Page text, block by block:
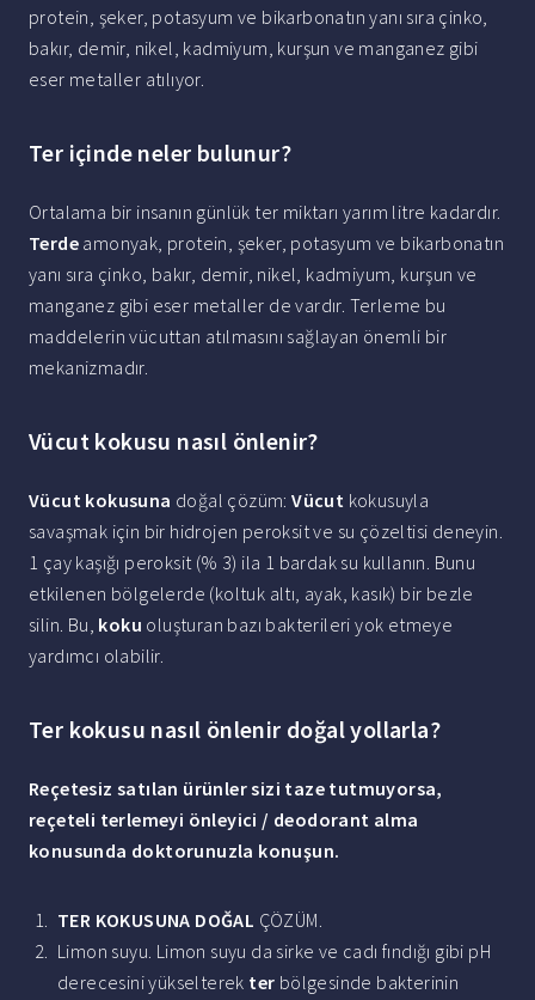
protein, şeker, potasyum ve bikarbonatın yanı sıra çinko,
bakır, demir, nikel, kadmiyum, kurşun ve manganez gibi
eser metaller atılıyor.
Ter içinde neler bulunur?
Ortalama bir insanın günlük ter miktarı yarım litre kadardır.
Terde amonyak, protein, şeker, potasyum ve bikarbonatın
yanı sıra çinko, bakır, demir, nikel, kadmiyum, kurşun ve
manganez gibi eser metaller de vardır. Terleme bu
maddelerin vücuttan atılmasını sağlayan önemli bir
mekanizmadır.
Vücut kokusu nasıl önlenir?
Vücut kokusuna doğal çözüm:Vücut kokusuyla
savaşmak için bir hidrojen peroksit ve su çözeltisi deneyin.
1 çay kaşığı peroksit (% 3) ila 1 bardak su kullanın. Bunu
etkilenen bölgelerde (koltuk altı, ayak, kasık) bir bezle
silin. Bu, koku oluşturan bazı bakterileri yok etmeye
yardımcı olabilir.
Ter kokusu nasıl önlenir doğal yollarla?
Reçetesiz satılan ürünler sizi taze tutmuyorsa,
reçeteli terlemeyi önleyici / deodorant alma
konusunda doktorunuzla konuşun.
TER KOKUSUNA DOĞAL ÇÖZÜM.
Limon suyu. Limon suyu da sirke ve cadı fındığı gibi pH
derecesini yükselterek ter bölgesinde bakterinin